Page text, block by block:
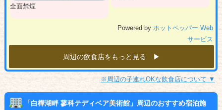
全面禁煙
Powered byホットペッパー Web
サービス
周辺の飲食店をもっと見る ▶︎
※周辺の子連れOKな飲食店について ▼
「白樺湖畔 蓼科テディベア美術館」周辺のおすすめ宿泊施